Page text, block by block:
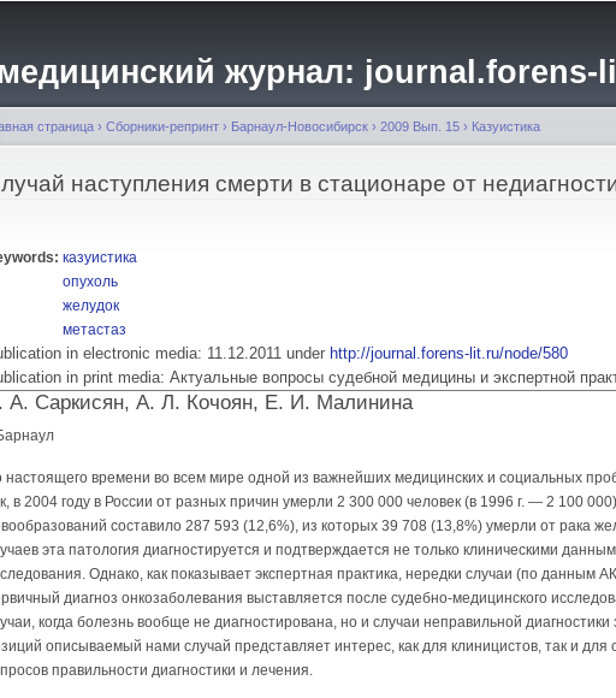
содержанию
журнал: journal.forens-
здесь
страница › Сборники-репринт › Барнаул-Новосибирск › 2009 Вып. 15 › Казуистика
наступления смерти в стационаре от
казуистика
опухоль
желудок
метастаз
in electronic media: 11.12.2011 under http://journal.forens-lit.ru/node/580
in print media: Актуальные вопросы судебной медицины и экспертной
А. Саркисян, A. Л. Кочоян, Е. И. Малинина
настоящего времени во всем мире одной из важнейших медицинских и социальных
в 2004 году в России от разных причин умерли 2 300 000 человек (в 1996 г. — 2 100
составило 287 593 (12,6%), из которых 39 708 (13,8%) умерли от рака
эта патология диагностируется и подтверждается не только клиническими
Однако, как показывает экспертная практика, нередки случаи (по данным
диагноз онкозаболевания выставляется после судебно-медицинского
когда болезнь вообще не диагностирована, но и случаи неправильной
описываемый нами случай представляет интерес, как для клиницистов, так и
правильности диагностики и лечения.